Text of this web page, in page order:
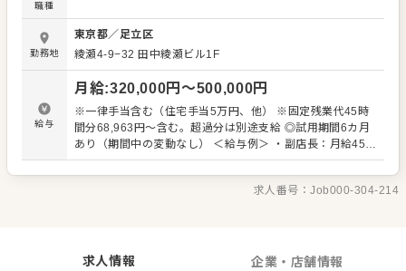
段階的にシフトしてください。 当社では「店長は1店舗の
経営者」という考え方を大切にしているため、各店舗の店
長に大きな裁量を託しています。本部主導のガチガチなル
ールで縛ることはありません。メニューの魅力を伝える工
夫や店舗独自の取り組みなど、自分のアイデアを活かした
お店づくりを実行できます。現場の主役として、店舗を成
長させていく経営者のような視点と手応えを得られる環境
です。 ＜おすすめポイント＞ ラーメン店や居酒屋を展開す
す。年間休日は110日を確保し、月平均の残業時間は20時
間以内と、私生活も大切にできる労働環境です。業界内で
職種
勤務地
東京都／足立区
綾瀬4-9−32 田中綾瀬ビル1F
給与
月給:320,000円〜500,000円
※一律手当含む（住宅手当5万円、他） ※固定残業代45時
間分68,963円～含む。超過分は別途支給 ◎試用期間6カ月
あり（期間中の変動なし） ＜給与例＞ ・副店長：月給45万
～／年収620～700万円 ・店長：月給50万～／年収690～
780万円 ・一般：月給32万円～
求人番号：Job000-304-214
求人情報 企業・店舗情報